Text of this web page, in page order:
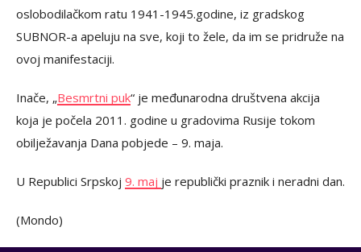
oslobodilačkom ratu 1941-1945.godine, iz gradskog
SUBNOR-a apeluju na sve, koji to žele, da im se pridruže na
ovoj manifestaciji.
Inače, „Besmrtni puk“ je međunarodna društvena akcija
koja je počela 2011. godine u gradovima Rusije tokom
obilježavanja Dana pobjede – 9. maja.
U Republici Srpskoj 9. maj je republički praznik i neradni dan.
(Mondo)